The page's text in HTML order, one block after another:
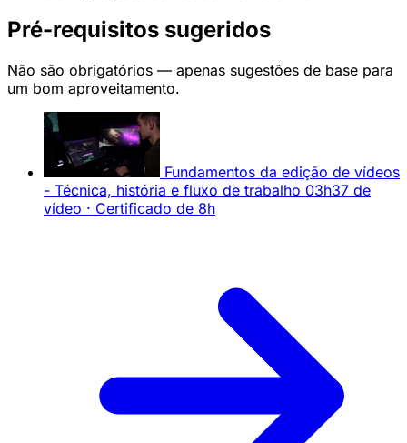
Pré-requisitos sugeridos
Não são obrigatórios — apenas sugestões de base para
um bom aproveitamento.
Fundamentos da edição de vídeos
- Técnica, história e fluxo de trabalho 03h37 de
vídeo · Certificado de 8h